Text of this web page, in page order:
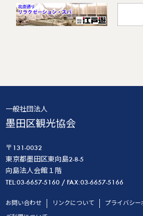
一般社団法人
墨田区観光協会
〒131-0032
東京都墨田区東向島2-8-5
向島法人会館１階
TEL:03-6657-5160 / FAX:03-6657-5166
お問い合わせ リンクについて プライバシー